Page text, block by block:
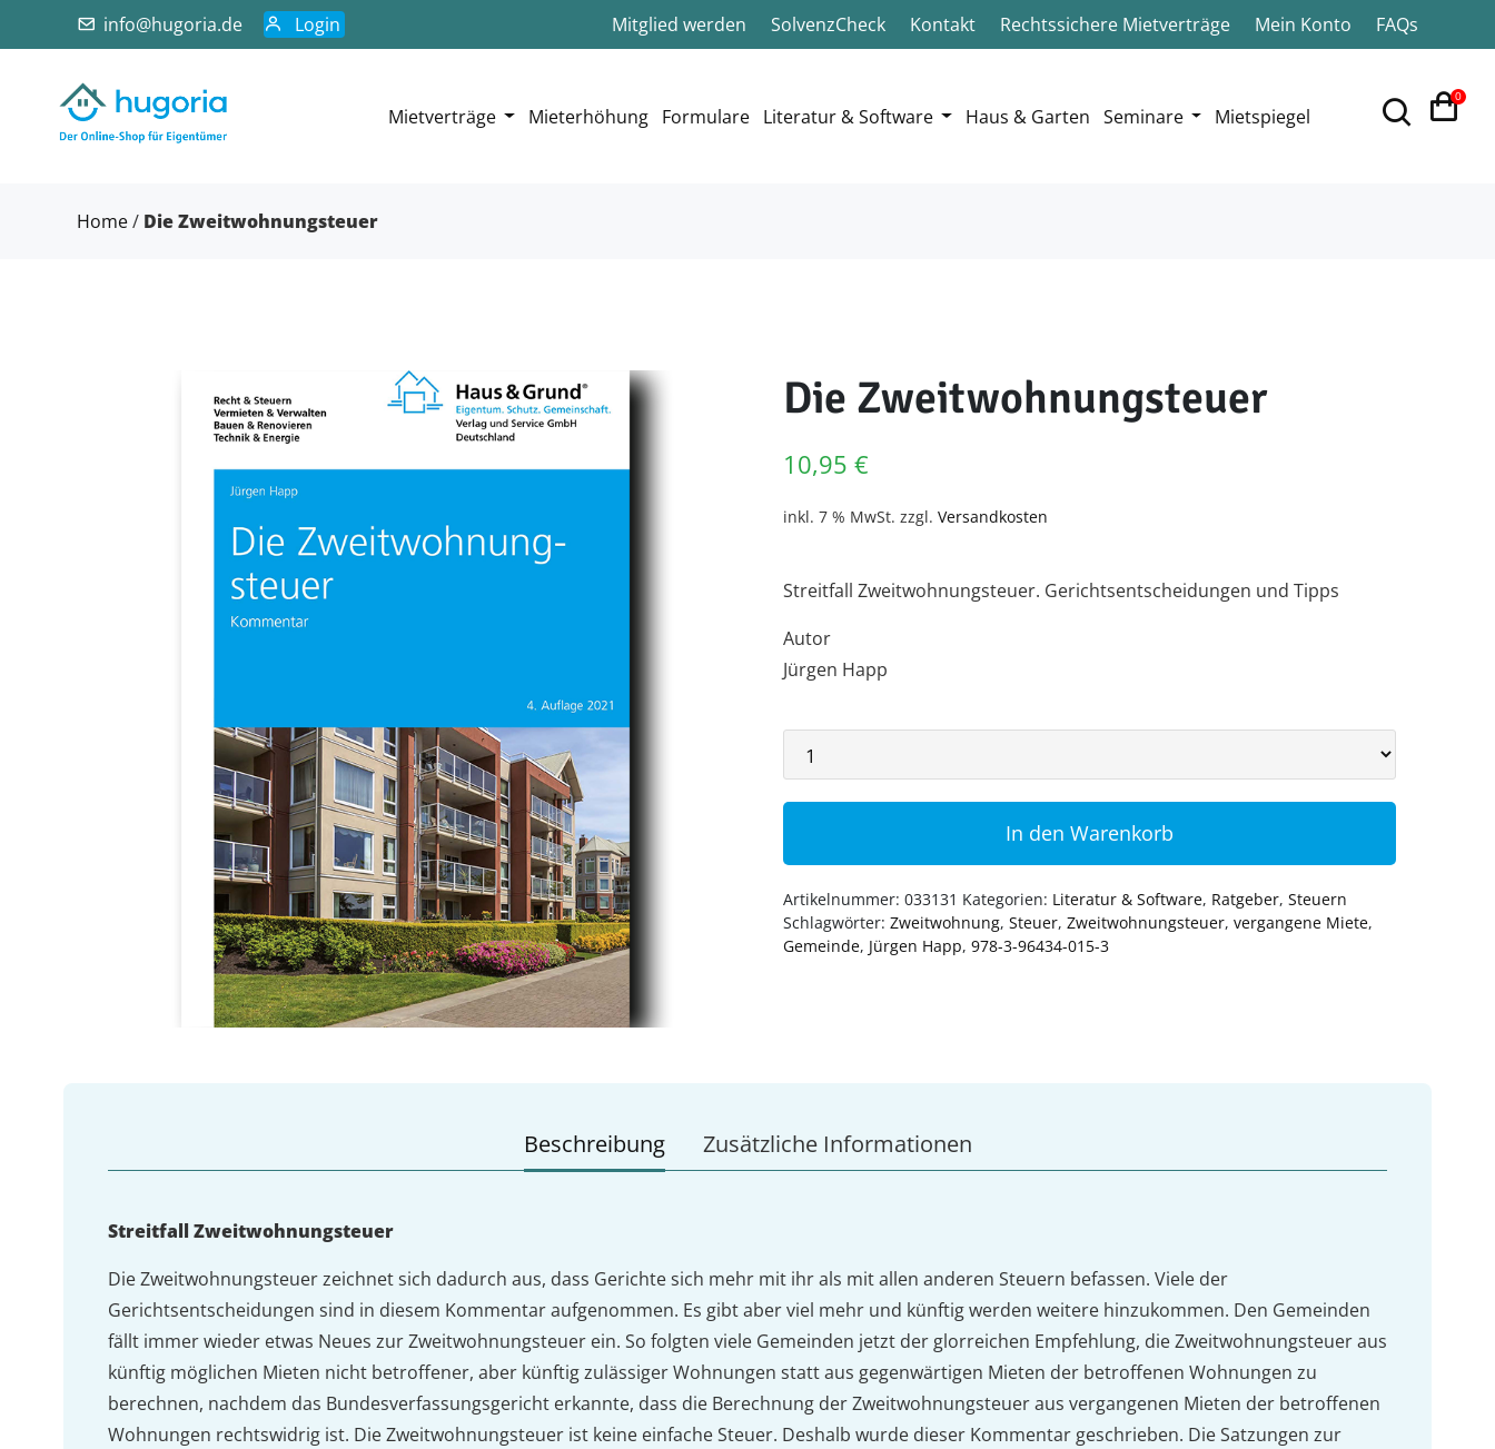
info@hugoria.de Login Mitglied werden SolvenzCheck Kontakt Rechtssichere Mietverträge Mein Konto FAQs
Mietverträge Mieterhöhung Formulare Literatur & Software Haus & Garten Seminare Mietspiegel
0
Home/ Die Zweitwohnungsteuer
Die Zweitwohnungsteuer
10,95 €
inkl. 7 % MwSt. zzgl. Versandkosten
Streitfall Zweitwohnungsteuer. Gerichtsentscheidungen und Tipps
Autor
Jürgen Happ
In den Warenkorb
Artikelnummer: 033131 Kategorien: Literatur & Software, Ratgeber, Steuern
Schlagwörter: Zweitwohnung, Steuer, Zweitwohnungsteuer, vergangene Miete,
Gemeinde, Jürgen Happ, 978-3-96434-015-3
Beschreibung Zusätzliche Informationen
Streitfall Zweitwohnungsteuer
Die Zweitwohnungsteuer zeichnet sich dadurch aus, dass Gerichte sich mehr mit ihr als mit allen anderen Steuern befassen. Viele der
Gerichtsentscheidungen sind in diesem Kommentar aufgenommen. Es gibt aber viel mehr und künftig werden weitere hinzukommen. Den Gemeinden
fällt immer wieder etwas Neues zur Zweitwohnungsteuer ein. So folgten viele Gemeinden jetzt der glorreichen Empfehlung, die Zweitwohnungsteuer aus
künftig möglichen Mieten nicht betroffener, aber künftig zulässiger Wohnungen statt aus gegenwärtigen Mieten der betroffenen Wohnungen zu
berechnen, nachdem das Bundesverfassungsgericht erkannte, dass die Berechnung der Zweitwohnungsteuer aus vergangenen Mieten der betroffenen
Wohnungen rechtswidrig ist. Die Zweitwohnungsteuer ist keine einfache Steuer. Deshalb wurde dieser Kommentar geschrieben. Die Satzungen zur